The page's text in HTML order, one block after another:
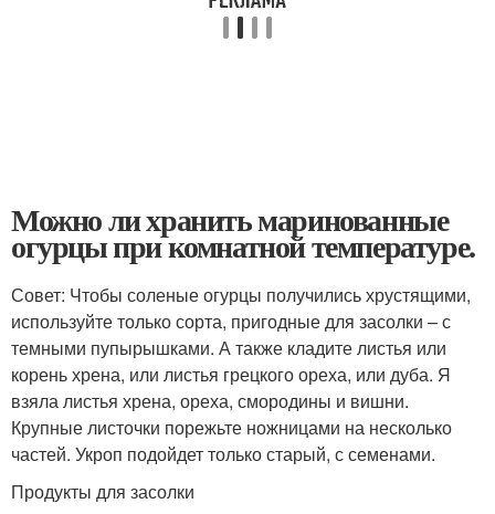
Можно ли хранить маринованные
огурцы при комнатной температуре.
Совет: Чтобы соленые огурцы получились хрустящими,
используйте только сорта, пригодные для засолки – с
темными пупырышками. А также кладите листья или
корень хрена, или листья грецкого ореха, или дуба. Я
взяла листья хрена, ореха, смородины и вишни.
Крупные листочки порежьте ножницами на несколько
частей. Укроп подойдет только старый, с семенами.
Продукты для засолки